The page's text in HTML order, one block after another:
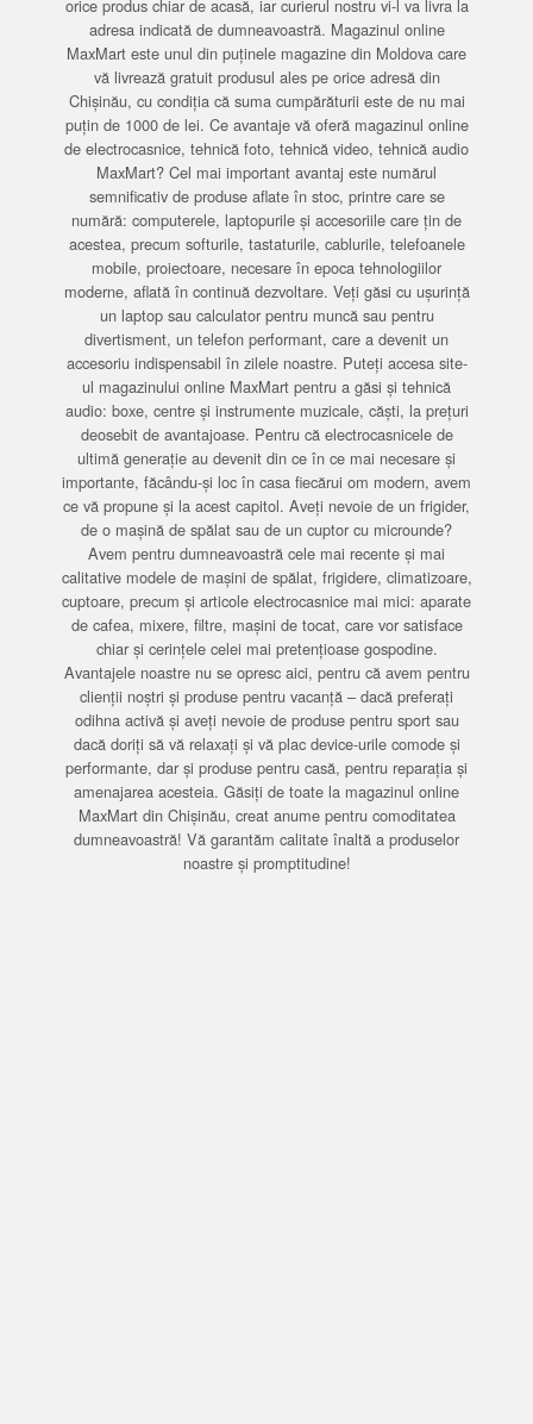
orice produs chiar de acasă, iar curierul nostru vi-l va livra la
adresa indicată de dumneavoastră. Magazinul online
MaxMart este unul din puținele magazine din Moldova care
vă livrează gratuit produsul ales pe orice adresă din
Chișinău, cu condiția că suma cumpărăturii este de nu mai
puțin de 1000 de lei. Ce avantaje vă oferă magazinul online
de electrocasnice, tehnică foto, tehnică video, tehnică audio
MaxMart? Cel mai important avantaj este numărul
semnificativ de produse aflate în stoc, printre care se
numără: computerele, laptopurile și accesoriile care țin de
acestea, precum softurile, tastaturile, cablurile, telefoanele
mobile, proiectoare, necesare în epoca tehnologiilor
moderne, aflată în continuă dezvoltare. Veți găsi cu ușurință
un laptop sau calculator pentru muncă sau pentru
divertisment, un telefon performant, care a devenit un
accesoriu indispensabil în zilele noastre. Puteți accesa site-
ul magazinului online MaxMart pentru a găsi și tehnică
audio: boxe, centre și instrumente muzicale, căști, la prețuri
deosebit de avantajoase. Pentru că electrocasnicele de
ultimă generație au devenit din ce în ce mai necesare și
importante, făcându-și loc în casa fiecărui om modern, avem
ce vă propune și la acest capitol. Aveți nevoie de un frigider,
de o mașină de spălat sau de un cuptor cu microunde?
Avem pentru dumneavoastră cele mai recente și mai
calitative modele de mașini de spălat, frigidere, climatizoare,
cuptoare, precum și articole electrocasnice mai mici: aparate
de cafea, mixere, filtre, mașini de tocat, care vor satisface
chiar și cerințele celei mai pretențioase gospodine.
Avantajele noastre nu se opresc aici, pentru că avem pentru
clienții noștri și produse pentru vacanță – dacă preferați
odihna activă și aveți nevoie de produse pentru sport sau
dacă doriți să vă relaxați și vă plac device-urile comode și
performante, dar și produse pentru casă, pentru reparația și
amenajarea acesteia. Găsiți de toate la magazinul online
MaxMart din Chișinău, creat anume pentru comoditatea
dumneavoastră! Vă garantăm calitate înaltă a produselor
noastre și promptitudine!